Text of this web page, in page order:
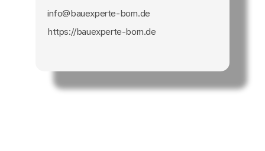
info@bauexperte-born.de
https://bauexperte-born.de